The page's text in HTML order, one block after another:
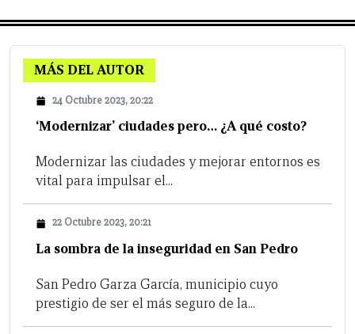
MÁS DEL AUTOR
24 Octubre 2023, 20:22
‘Modernizar’ ciudades pero… ¿A qué costo?
Modernizar las ciudades y mejorar entornos es
vital para impulsar el...
22 Octubre 2023, 20:21
La sombra de la inseguridad en San Pedro
San Pedro Garza García, municipio cuyo
prestigio de ser el más seguro de la...